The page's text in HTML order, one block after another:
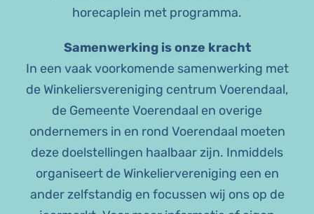
horecaplein met programma.
Samenwerking is onze kracht
In een vaak voorkomende samenwerking met
de Winkeliersvereniging centrum Voerendaal,
de Gemeente Voerendaal en overige
ondernemers in en rond Voerendaal moeten
deze doelstellingen haalbaar zijn. Inmiddels
organiseert de Winkeliervereniging een en
ander zelfstandig en focussen wij ons op de